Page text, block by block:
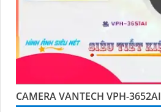
CAMERA VANTECH VPH-3652AI